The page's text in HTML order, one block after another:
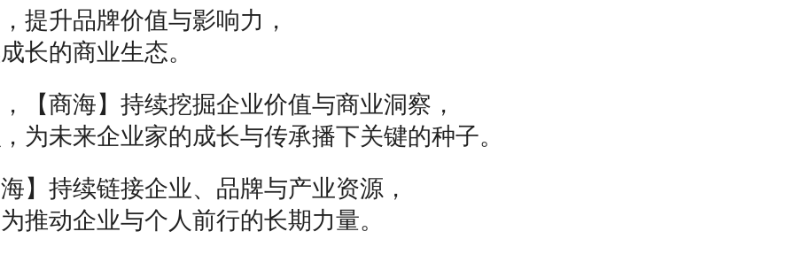
提升品牌价值与影响力，
长的商业生态。
【商海】持续挖掘企业价值与商业洞察，
为未来企业家的成长与传承播下关键的种子。
】持续链接企业、品牌与产业资源，
推动企业与个人前行的长期力量。